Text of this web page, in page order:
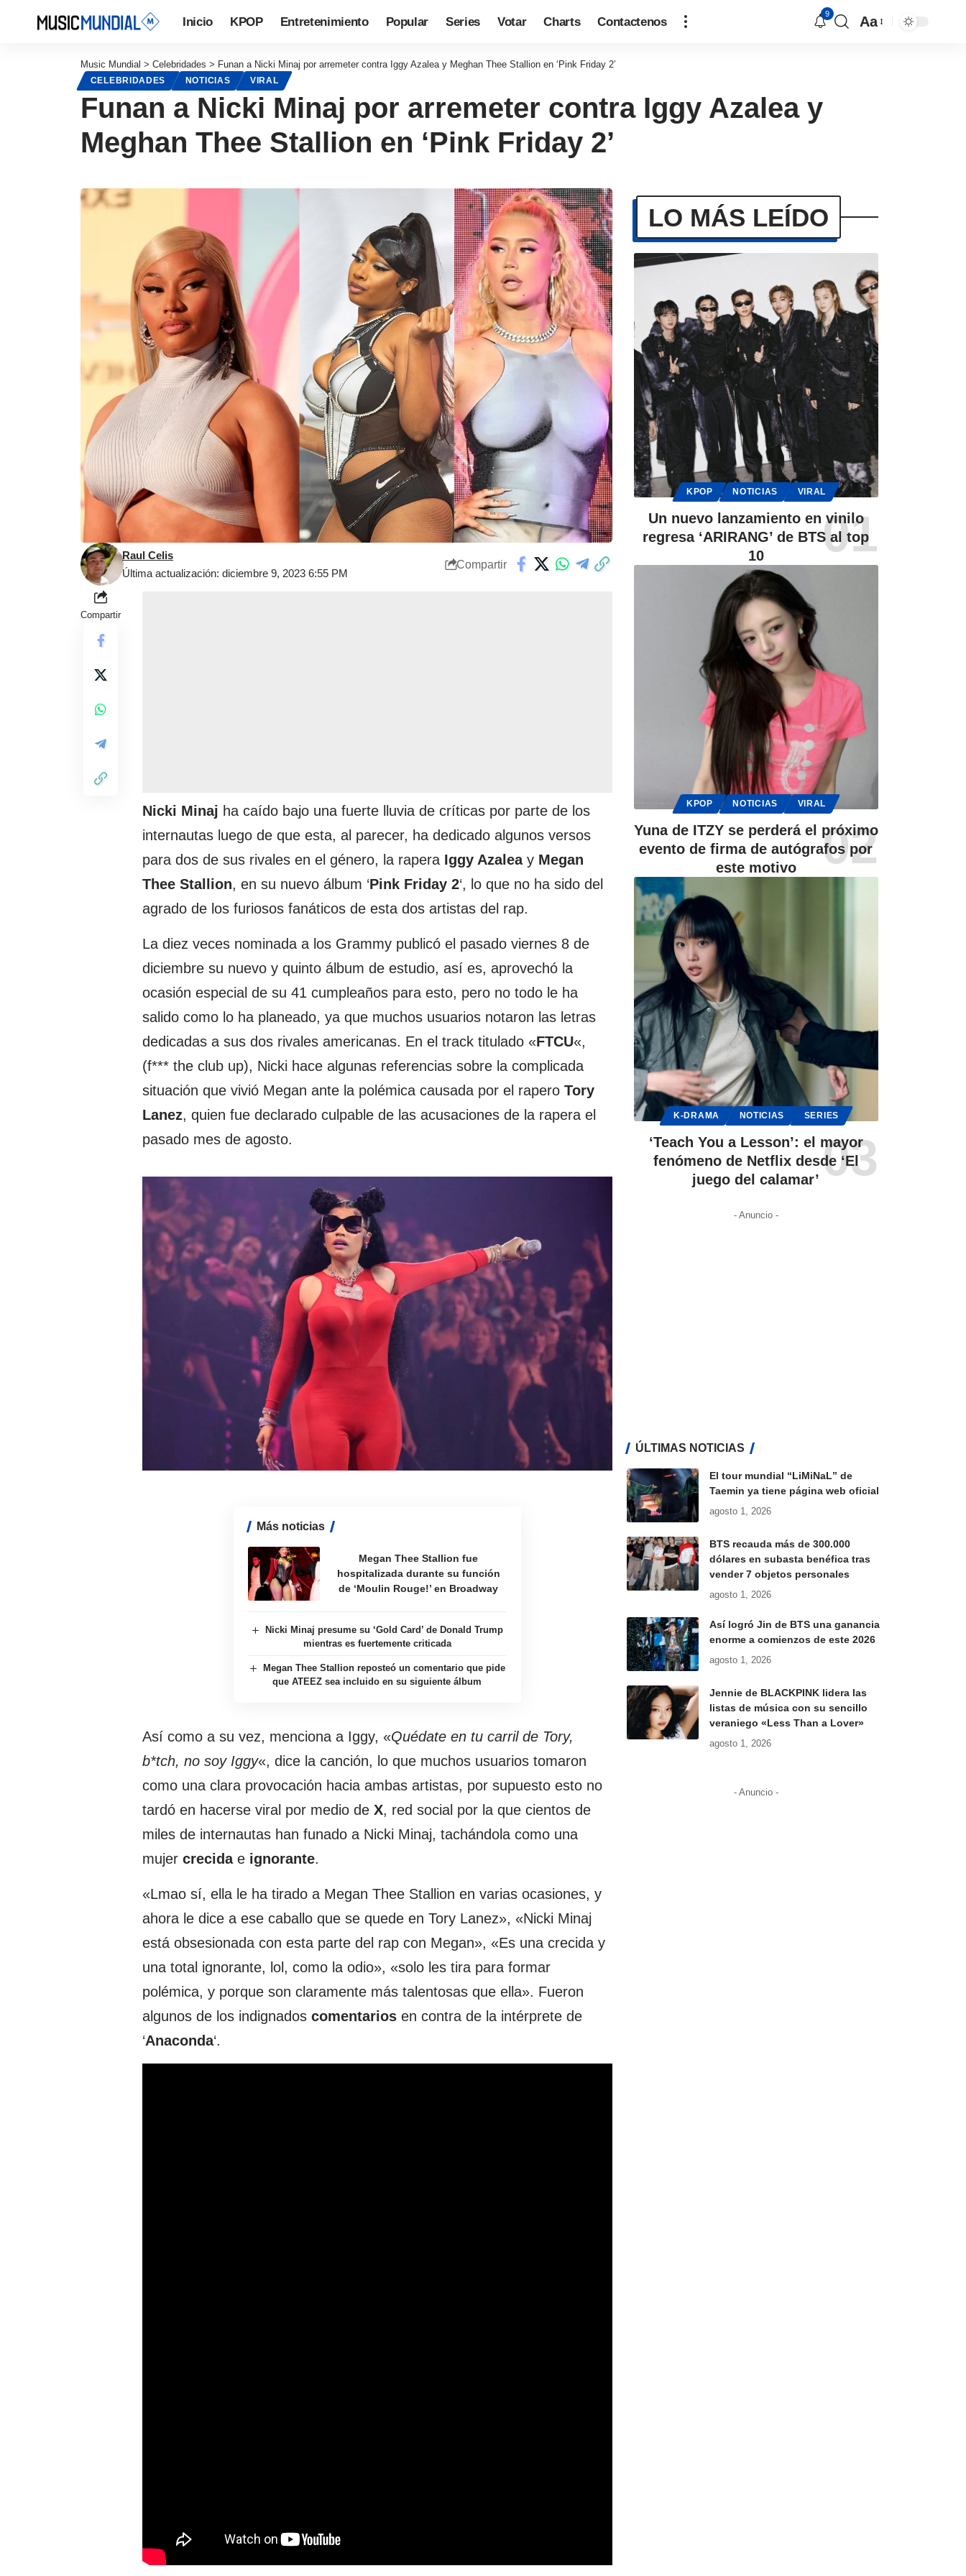
Inicio KPOP Entretenimiento Popular Series Votar Charts Contactenos
9
Aa
Music Mundial > Celebridades > Funan a Nicki Minaj por arremeter contra Iggy Azalea y Meghan Thee Stallion en ‘Pink Friday 2’
CELEBRIDADES NOTICIAS VIRAL
Funan a Nicki Minaj por arremeter contra Iggy Azalea y
Meghan Thee Stallion en ‘Pink Friday 2’
Última actualización: diciembre 9, 2023 6:55 PM
Raul Celis
Compartir
Compartir
Nicki Minaj ha caído bajo una fuerte lluvia de críticas por parte de los
internautas luego de que esta, al parecer, ha dedicado algunos versos
para dos de sus rivales en el género, la rapera Iggy Azaleay Megan
Thee Stallion, en su nuevo álbum ‘Pink Friday 2‘, lo que no ha sido del
agrado de los furiosos fanáticos de esta dos artistas del rap.
La diez veces nominada a los Grammy publicó el pasado viernes 8 de
diciembre su nuevo y quinto álbum de estudio, así es, aprovechó la
ocasión especial de su 41 cumpleaños para esto, pero no todo le ha
salido como lo ha planeado, ya que muchos usuarios notaron las letras
dedicadas a sus dos rivales americanas. En el track titulado «FTCU«,
(f*** the club up), Nicki hace algunas referencias sobre la complicada
situación que vivió Megan ante la polémica causada por el rapero Tory
Lanez, quien fue declarado culpable de las acusaciones de la rapera el
pasado mes de agosto.
Más noticias
Megan Thee Stallion fue
hospitalizada durante su función
de ‘Moulin Rouge!’ en Broadway
Nicki Minaj presume su ‘Gold Card’ de Donald Trump
mientras es fuertemente criticada
Megan Thee Stallion reposteó un comentario que pide
que ATEEZ sea incluido en su siguiente álbum
Así como a su vez, menciona a Iggy, «Quédate en tu carril de Tory,
b*tch, no soy Iggy«, dice la canción, lo que muchos usuarios tomaron
como una clara provocación hacia ambas artistas, por supuesto esto no
tardó en hacerse viral por medio de X, red social por la que cientos de
miles de internautas han funado a Nicki Minaj, tachándola como una
mujer crecidae ignorante.
«Lmao sí, ella le ha tirado a Megan Thee Stallion en varias ocasiones, y
ahora le dice a ese caballo que se quede en Tory Lanez», «Nicki Minaj
está obsesionada con esta parte del rap con Megan», «Es una crecida y
una total ignorante, lol, como la odio», «solo les tira para formar
polémica, y porque son claramente más talentosas que ella». Fueron
algunos de los indignados comentarios en contra de la intérprete de
‘Anaconda‘.
LO MÁS LEÍDO
KPOP NOTICIAS VIRAL
Un nuevo lanzamiento en vinilo
regresa ‘ARIRANG’ de BTS al top
10
KPOP NOTICIAS VIRAL
Yuna de ITZY se perderá el próximo
evento de firma de autógrafos por
este motivo
K-DRAMA NOTICIAS SERIES
‘Teach You a Lesson’: el mayor
fenómeno de Netflix desde ‘El
juego del calamar’
- Anuncio -
ÚLTIMAS NOTICIAS
El tour mundial “LiMiNaL” de
Taemin ya tiene página web oficial
agosto 1, 2026
BTS recauda más de 300.000
dólares en subasta benéfica tras
vender 7 objetos personales
agosto 1, 2026
Así logró Jin de BTS una ganancia
enorme a comienzos de este 2026
agosto 1, 2026
Jennie de BLACKPINK lidera las
listas de música con su sencillo
veraniego «Less Than a Lover»
agosto 1, 2026
- Anuncio -